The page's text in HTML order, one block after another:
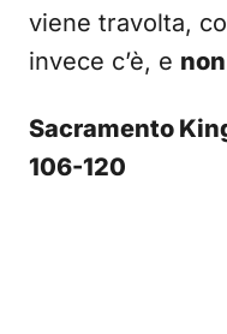
viene travolta,
invece c’è, e
Sacramento
106-120